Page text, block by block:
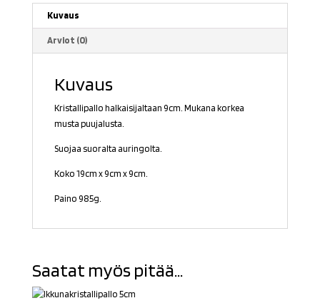
Kuvaus
Arviot (0)
Kuvaus
Kristallipallo halkaisijaltaan 9cm. Mukana korkea
musta puujalusta.
Suojaa suoralta auringolta.
Koko 19cm x 9cm x 9cm.
Paino 985g.
Saatat myös pitää...